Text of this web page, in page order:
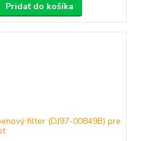
Pridať do košíka